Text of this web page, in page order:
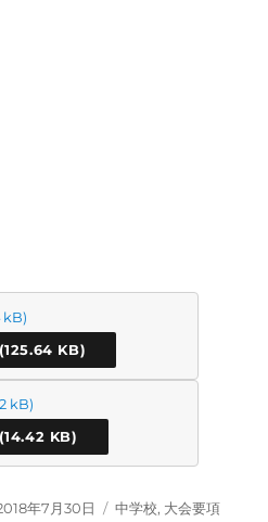
年7月30日
カ
中学校, 大会要項